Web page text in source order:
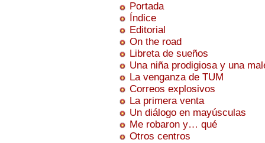
Portada
Índice
Editorial
On the road
Libreta de sueños
Una niña prodigiosa y una
La venganza de TUM
Correos explosivos
La primera venta
Un diálogo en mayúsculas
Me robaron y… qué
Otros centros